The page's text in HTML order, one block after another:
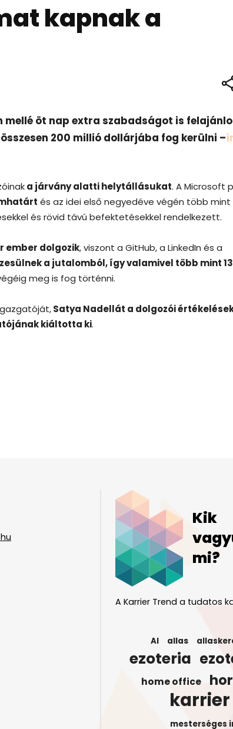
kapnak a
öt nap extra szabadságot is
200 millió dollárjába fog kerülni –
a járvány alatti helytállásukat. A Microsoft
és az idei első negyedéve végén több mint
és rövid távú befektetésekkel rendelkezett.
ember dolgozik, viszont a GitHub, a LinkedIn és a
a jutalomból, így valamivel több mint
meg is fog történni.
Satya Nadellát a dolgozói
kiáltotta ki.
Kik
mi?
A Karrier Trend a tudatos
AI allas
ezoteria
home office
karrier
mesterséges